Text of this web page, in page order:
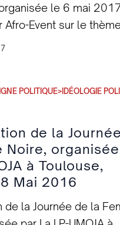
le 6 mai
Afro-Event sur le
par Henda
l’Afro-Optimisme –
Culture – Les Modèles
– Regard
Africaine – Exemple
de
K. Fokam
POLITIQUE>IDÉOLOGIE
de la
Noire,
à Toulouse,
Mai 2016
de la Journée de la